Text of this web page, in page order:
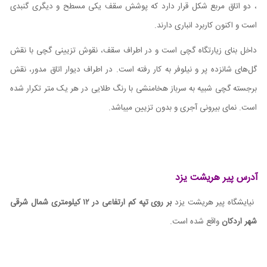
، دو اتاق مربع شکل قرار دارد که پوشش سقف یکی مسطح و دیگری گنبدی
است و اکنون کاربرد انباری دارند.
داخل بنای زیارتگاه گچی است و در اطراف سقف، نقوش تزیینی گچی با نقش
گل‌های شانزده پر و نیلوفر به کار رفته است. در اطراف دیوار اتاق مدور، نقش
برجسته گچی شبیه به سرباز هخامنشی با رنگ طلایی در هر یک متر تکرار شده
است. نمای بیرونی آجری و بدون تزیین میباشد.
آدرس پیر هریشت یزد
نیایشگاه پیر هریشت یزد
بر روی تپه کم ارتفاعی در ۱۲ کیلومتری شمال شرقی
شهر اردکان واقع شده است.